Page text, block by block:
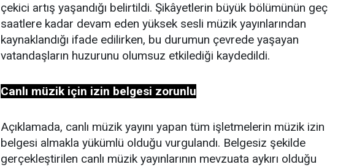
çekici artış yaşandığı belirtildi. Şikâyetlerin büyük bölümünün geç
saatlere kadar devam eden yüksek sesli müzik yayınlarından
kaynaklandığı ifade edilirken, bu durumun çevrede yaşayan
vatandaşların huzurunu olumsuz etkilediği kaydedildi.
Canlı müzik için izin belgesi zorunlu
Açıklamada, canlı müzik yayını yapan tüm işletmelerin müzik izin
belgesi almakla yükümlü olduğu vurgulandı. Belgesiz şekilde
gerçekleştirilen canlı müzik yayınlarının mevzuata aykırı olduğu